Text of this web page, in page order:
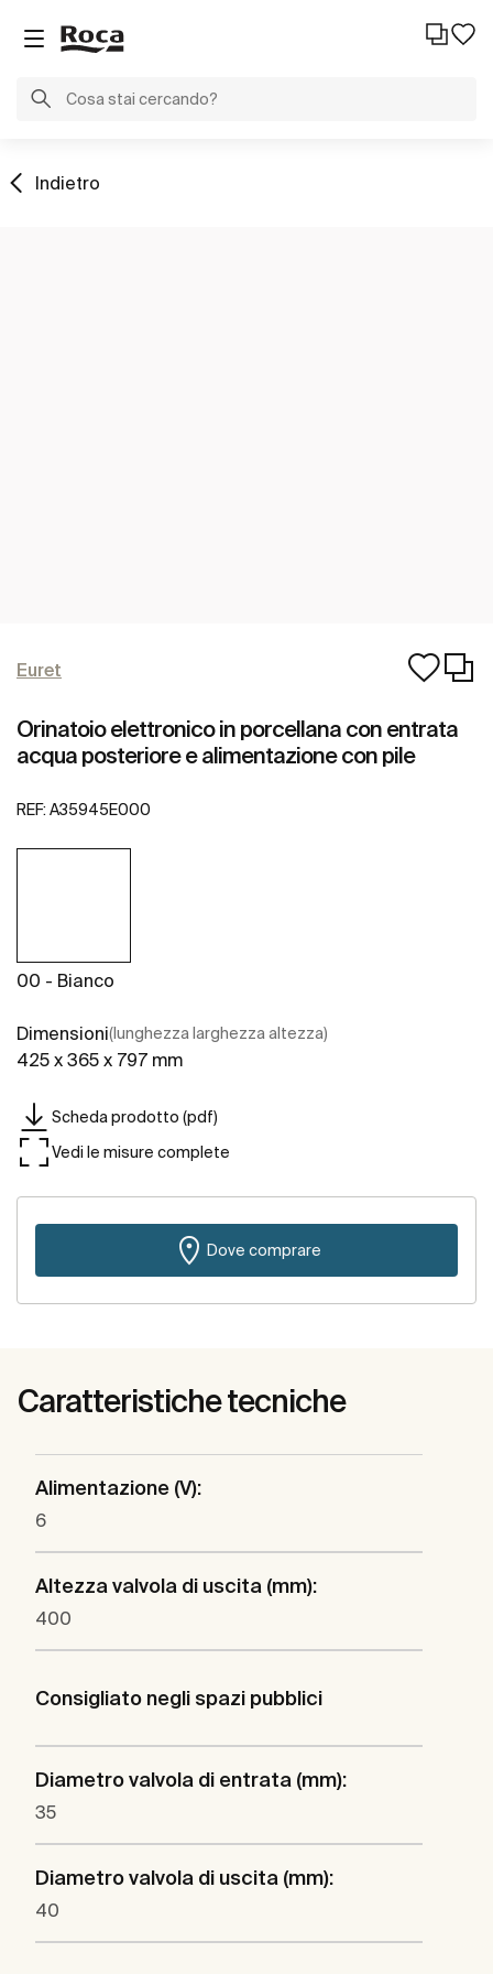
Indietro
Euret
Orinatoio elettronico in porcellana con entrata
acqua posteriore e alimentazione con pile
REF: A35945E000
00 - Bianco
Dimensioni(lunghezza larghezza altezza)
425 x 365 x 797 mm
Scheda prodotto (pdf)
Vedi le misure complete
Dove comprare
Caratteristiche tecniche
Alimentazione (V):
6
Altezza valvola di uscita (mm):
400
Consigliato negli spazi pubblici
Diametro valvola di entrata (mm):
35
Diametro valvola di uscita (mm):
40